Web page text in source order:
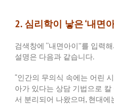
2. 심리학이 낳은 ‘내면
검색창에 ‘‘내면아이’’를 입력
설명은 다음과 같습니다.
“인간의 무의식 속에는 어린
아가 있다는 상담 기법으로 칼
서 분리되어 나왔으며, 현대에